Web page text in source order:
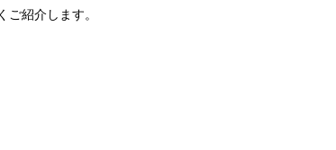
紹介します。